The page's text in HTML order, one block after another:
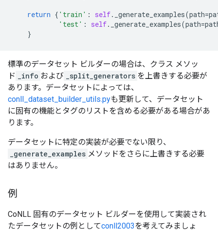
return { 'train' : self. _generate_examples(path=
'test' : self. _generate_examples(path=
}
標準のデータセット ビルダーの場合は、クラス メソッ
ド
_info および _split_generators を上書きする必要が
あります。データセットによっては、
conll_dataset_builder_utils.pyも更新して、データセット
に固有の機能とタグのリストを含める必要がある場合があ
ります。
データセットに特定の実装が必要でない限り、
_generate_examples メソッドをさらに上書きする必要
はありません。
例
CoNLL 固有のデータセット ビルダーを使用して実装され
たデータセットの例としてconll2003を考えてみましょ